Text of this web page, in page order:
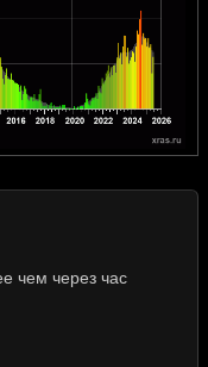
чем через час